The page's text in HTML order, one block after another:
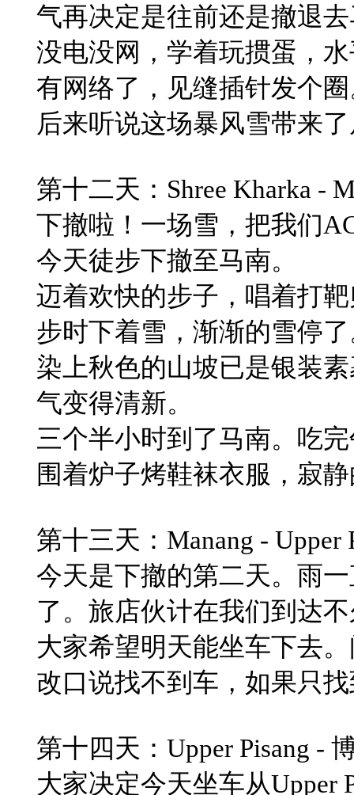
气再决定是往前还是撤退
没电没网，学着玩掼蛋，
有网络了，见缝插针发个
后来听说这场暴风雪带来
第十二天：Shree Kharka -
下撤啦！一场雪，把我们
​今天徒步下撤至马南。
迈着欢快的步子，唱着打
步时下着雪，渐渐的雪停
染上秋色的山坡已是银装
气变得清新。
三个半小时到了马南。吃
围着炉子烤鞋袜衣服，寂
第十三天：Manang - Upper
今天是下撤的第二天。雨
了。旅店伙计在我们到达
大家希望明天能坐车下去
改口说找不到车，如果只
第十四天：Upper Pisang -
大家决定今天坐车从Upper